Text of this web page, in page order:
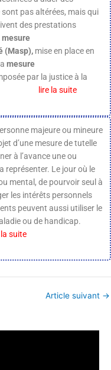
pas altérées, mais qui
des prestations
mesure
(Masp), mise en place en
mesure
par la justice à la
lire la suite
majeure ou mineure
d’une mesure de tutelle
à l’avance une ou
représenter. Le jour où le
mental, de pourvoir seul à
les intérêts personnels
peuvent aussi utiliser le
ou de handicap.
la suite
Article suivant →